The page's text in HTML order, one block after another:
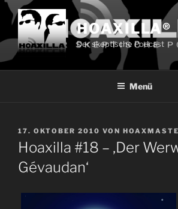
Zum
Inhalt
springen
HOAXILLA®
Der skeptische Podcast
Menü
VERÖFFENTLICHT
AM
17. OKTOBER 2010 VON
Hoaxilla #18 – ‚Der
Gévaudan‘